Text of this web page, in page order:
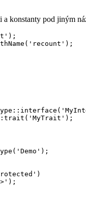
a konstanty pod jiným